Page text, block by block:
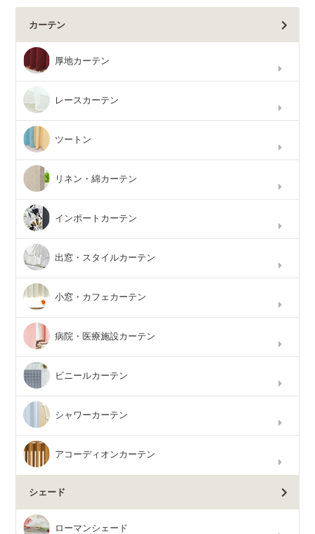
カーテン
厚地カーテン
レースカーテン
ツートン
リネン・綿カーテン
インポートカーテン
出窓・スタイルカーテン
小窓・カフェカーテン
病院・医療施設カーテン
ビニールカーテン
シャワーカーテン
アコーディオンカーテン
シェード
ローマンシェード